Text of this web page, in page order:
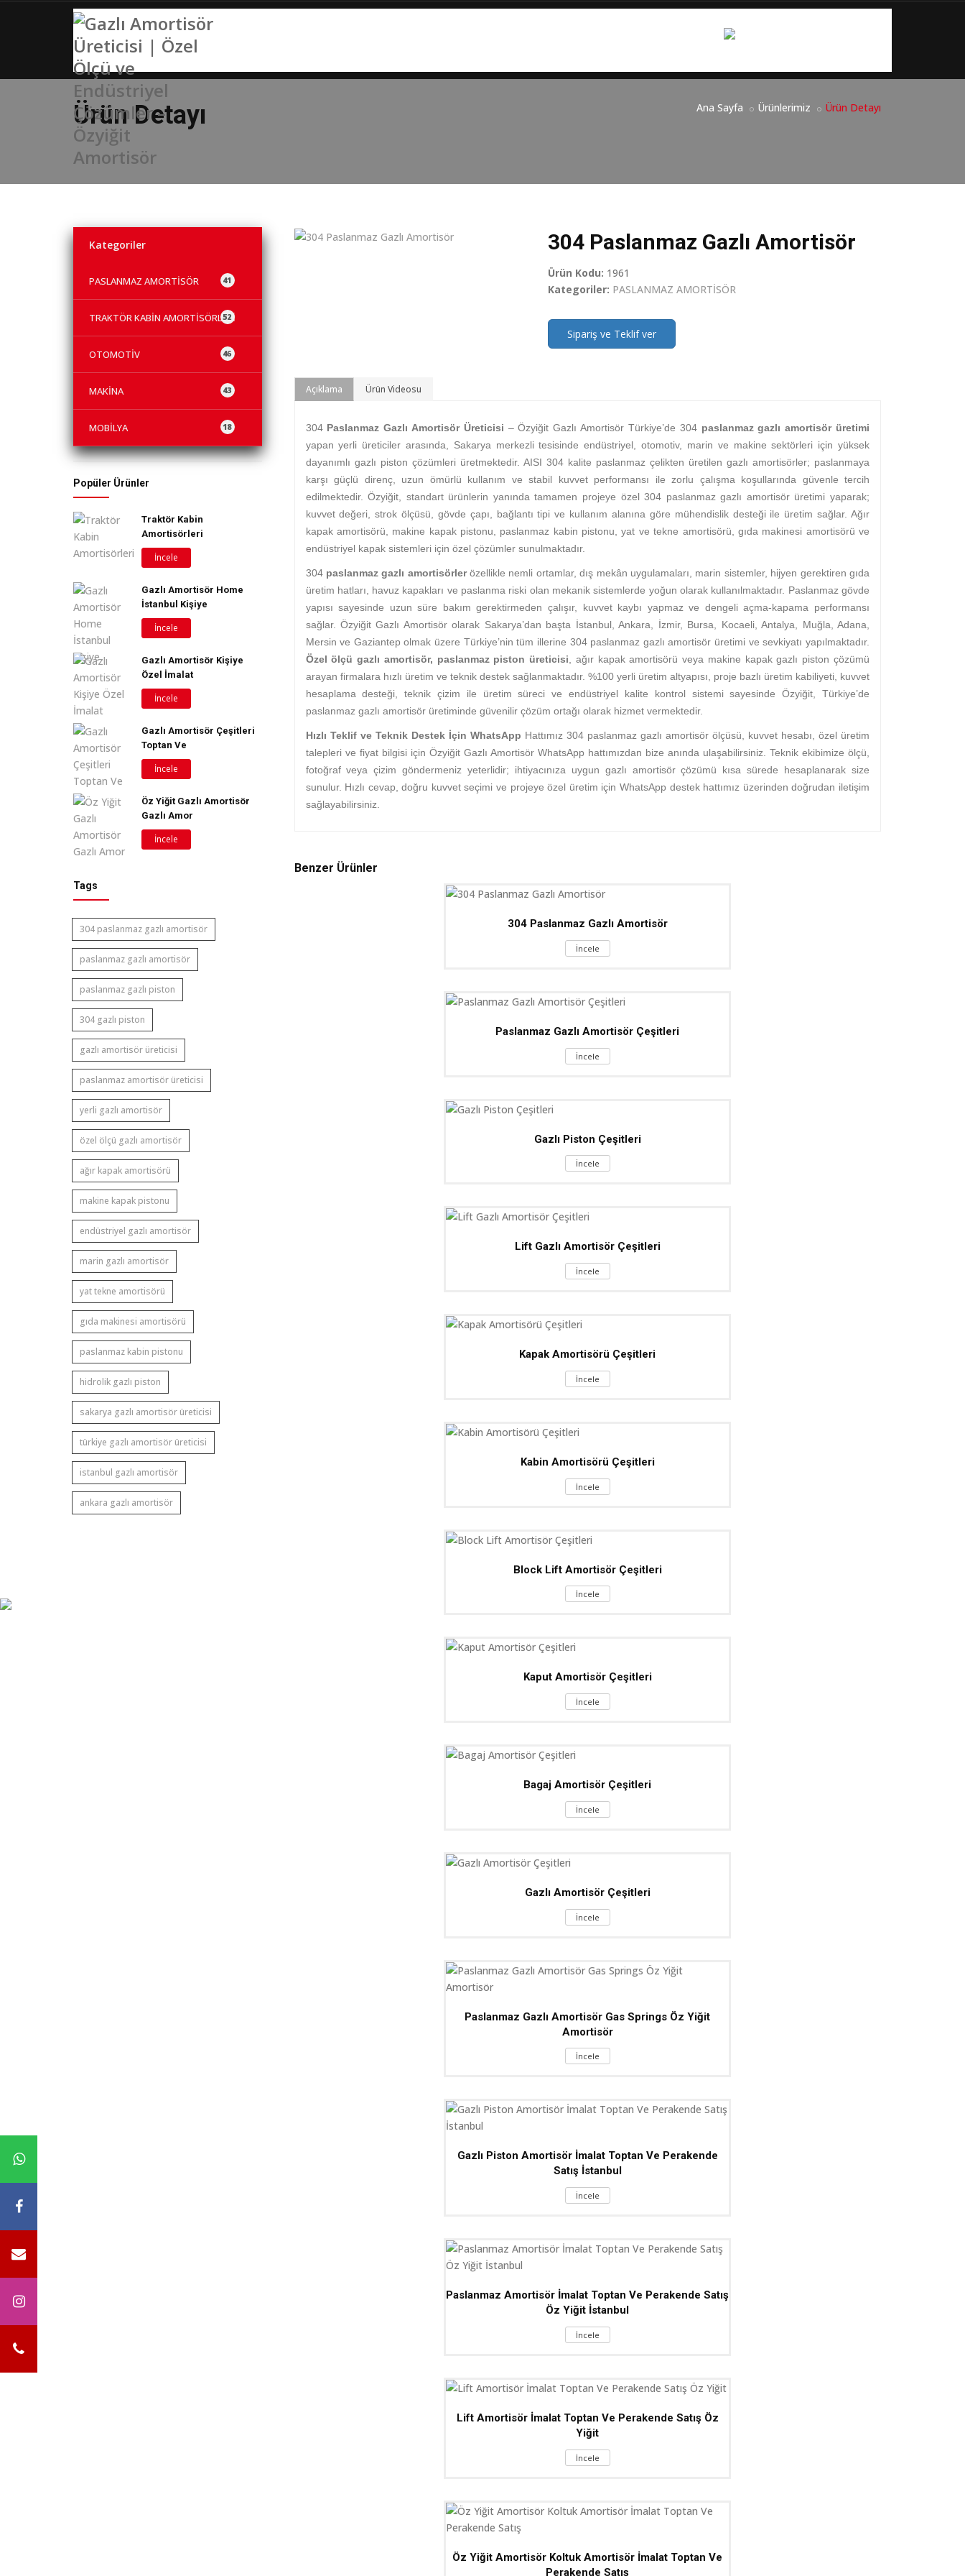
Ürün Detayı Ana Sayfa Ürünlerimiz Ürün Detayı
Kategoriler
41
PASLANMAZ AMORTİSÖR
52
TRAKTÖR KABİN AMORTİSÖRLERİ
46
OTOMOTİV
43
MAKİNA
18
MOBİLYA
Popüler Ürünler
Traktör Kabin
Amortisörleri
İncele
Gazlı Amortisör Home
İstanbul Kişiye
İncele
Gazlı Amortisör Kişiye
Özel İmalat
İncele
Gazlı Amortisör Çeşitleri
Toptan Ve
İncele
Öz Yiğit Gazlı Amortisör
Gazlı Amor
İncele
Tags
304 paslanmaz gazlı amortisör
paslanmaz gazlı amortisör
paslanmaz gazlı piston
304 gazlı piston
gazlı amortisör üreticisi
paslanmaz amortisör üreticisi
yerli gazlı amortisör
özel ölçü gazlı amortisör
ağır kapak amortisörü
makine kapak pistonu
endüstriyel gazlı amortisör
marin gazlı amortisör
yat tekne amortisörü
gıda makinesi amortisörü
paslanmaz kabin pistonu
hidrolik gazlı piston
sakarya gazlı amortisör üreticisi
türkiye gazlı amortisör üreticisi
istanbul gazlı amortisör
ankara gazlı amortisör
304 Paslanmaz Gazlı Amortisör
Ürün Kodu: 1961
Kategoriler: PASLANMAZ AMORTİSÖR
Sipariş ve Teklif ver
Açıklama Ürün Videosu
304Paslanmaz Gazlı Amortisör Üreticisi – Özyiğit Gazlı Amortisör Türkiye’de 304 paslanmaz gazlı amortisör üretimi
yapan yerli üreticiler arasında, Sakarya merkezli tesisinde endüstriyel, otomotiv, marin ve makine sektörleri için yüksek
dayanımlı gazlı piston çözümleri üretmektedir. AISI 304 kalite paslanmaz çelikten üretilen gazlı amortisörler; paslanmaya
karşı güçlü direnç, uzun ömürlü kullanım ve stabil kuvvet performansı ile zorlu çalışma koşullarında güvenle tercih
edilmektedir.Özyiğit, standart ürünlerin yanında tamamen projeye özel 304 paslanmaz gazlı amortisör üretimi yaparak;
kuvvet değeri, strok ölçüsü, gövde çapı, bağlantı tipi ve kullanım alanına göre mühendislik desteği ile üretim sağlar. Ağır
kapak amortisörü, makine kapak pistonu, paslanmaz kabin pistonu, yat ve tekne amortisörü, gıda makinesi amortisörü ve
endüstriyel kapak sistemleri için özel çözümler sunulmaktadır.
304 paslanmaz gazlı amortisörlerözellikle nemli ortamlar, dış mekân uygulamaları, marin sistemler, hijyen gerektiren gıda
üretim hatları, havuz kapakları ve paslanma riski olan mekanik sistemlerde yoğun olarak kullanılmaktadır. Paslanmaz gövde
yapısı sayesinde uzun süre bakım gerektirmeden çalışır, kuvvet kaybı yapmaz ve dengeli açma-kapama performansı
sağlar. Özyiğit Gazlı Amortisör olarak Sakarya’dan başta İstanbul, Ankara, İzmir, Bursa, Kocaeli, Antalya, Muğla, Adana,
Mersin ve Gaziantep olmak üzere Türkiye’nin tüm illerine 304 paslanmaz gazlı amortisör üretimi ve sevkiyatı yapılmaktadır.
Özel ölçü gazlı amortisör, paslanmaz piston üreticisi , ağır kapak amortisörü veya makine kapak gazlı piston çözümü
arayan firmalara hızlı üretim ve teknik destek sağlanmaktadır. %100 yerli üretim altyapısı, proje bazlı üretim kabiliyeti, kuvvet
hesaplama desteği, teknik çizim ile üretim süreci ve endüstriyel kalite kontrol sistemi sayesinde Özyiğit, Türkiye’de
paslanmaz gazlı amortisör üretiminde güvenilir çözüm ortağı olarak hizmet vermektedir.
Hızlı Teklif ve Teknik Destek İçin WhatsApp Hattımız 304 paslanmaz gazlı amortisör ölçüsü, kuvvet hesabı, özel üretim
talepleri ve fiyat bilgisi için Özyiğit Gazlı Amortisör WhatsApp hattımızdan bize anında ulaşabilirsiniz. Teknik ekibimize ölçü,
fotoğraf veya çizim göndermeniz yeterlidir; ihtiyacınıza uygun gazlı amortisör çözümü kısa sürede hesaplanarak size
sunulur. Hızlı cevap, doğru kuvvet seçimi ve projeye özel üretim için WhatsApp destek hattımız üzerinden doğrudan iletişim
sağlayabilirsiniz.
Benzer Ürünler
304 Paslanmaz Gazlı Amortisör
İncele
Paslanmaz Gazlı Amortisör Çeşitleri
İncele
Gazlı Piston Çeşitleri
İncele
Lift Gazlı Amortisör Çeşitleri
İncele
Kapak Amortisörü Çeşitleri
İncele
Kabin Amortisörü Çeşitleri
İncele
Block Lift Amortisör Çeşitleri
İncele
Kaput Amortisör Çeşitleri
İncele
Bagaj Amortisör Çeşitleri
İncele
Gazlı Amortisör Çeşitleri
İncele
Paslanmaz Gazlı Amortisör Gas Springs Öz Yiğit
Amortisör
İncele
Gazlı Piston Amortisör İmalat Toptan Ve Perakende
Satış İstanbul
İncele
Paslanmaz Amortisör İmalat Toptan Ve Perakende Satış
Öz Yiğit İstanbul
İncele
Lift Amortisör İmalat Toptan Ve Perakende Satış Öz
Yiğit
İncele
Öz Yiğit Amortisör Koltuk Amortisör İmalat Toptan Ve
Perakende Satış